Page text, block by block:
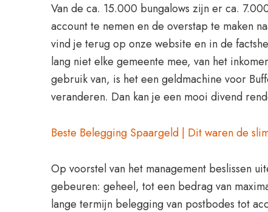
Van de ca. 15.000 bungalows zijn er ca.
account te nemen en de overstap te maken
vind je terug op onze website en in de
lang niet elke gemeente mee, van het
gebruik van, is het een geldmachine voor
veranderen. Dan kan je een mooi divend
Beste Belegging Spaargeld | Dit waren de
Op voorstel van het management beslissen
gebeuren: geheel, tot een bedrag van
lange termijn belegging van postbodes tot